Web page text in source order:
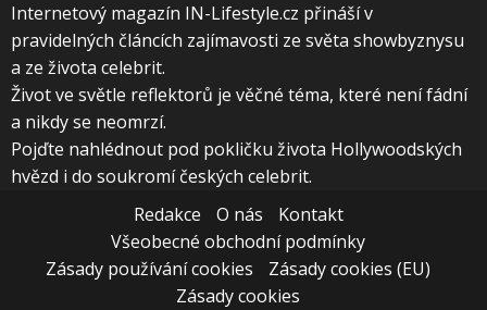
Internetový magazín IN-Lifestyle.cz přináší v
pravidelných článcích zajímavosti ze světa showbyznysu
a ze života celebrit.
Život ve světle reflektorů je věčné téma, které není fádní
a nikdy se neomrzí.
Pojďte nahlédnout pod pokličku života Hollywoodských
hvězd i do soukromí českých celebrit.
Redakce
O nás
Kontakt
Všeobecné obchodní podmínky
Zásady používání cookies
Zásady cookies (EU)
Zásady cookies